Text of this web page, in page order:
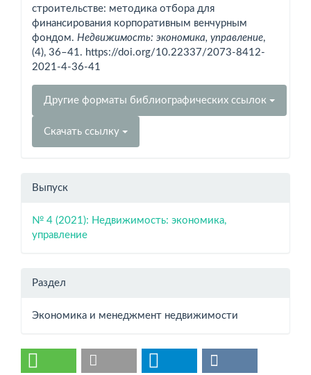
строительстве: методика отбора для
финансирования корпоративным венчурным
фондом. Недвижимость: экономика, управление,
(4), 36–41. https://doi.org/10.22337/2073-8412-
2021-4-36-41
Другие форматы библиографических ссылок
Скачать ссылку
Выпуск
№ 4 (2021): Недвижимость: экономика,
управление
Раздел
Экономика и менеджмент недвижимости